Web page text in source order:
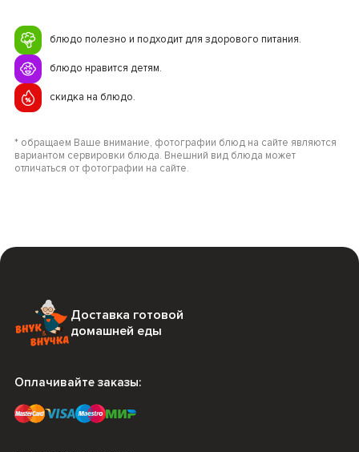
блюдо полезно и подходит для здорового питания.
блюдо нравится детям.
скидка на блюдо.
* обращаем Ваше внимание, фотографии блюд на сайте являются
вариантом сервировки блюда. Внешний вид блюда может
отличаться от фотографии на сайте.
Доставка готовой
домашней еды
Оплачивайте заказы: